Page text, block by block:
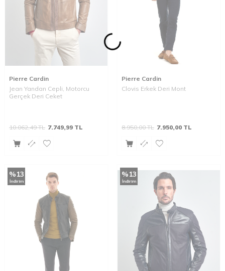
Pierre Cardin
Jean Yandan Cepli, Motorcu
Gerçek Deri Ceket
10.062,49TL 7.749,99 TL
Pierre Cardin
Clovis Erkek Deri Mont
8.950,00TL 7.950,00 TL
%13
İndirim
%13
İndirim